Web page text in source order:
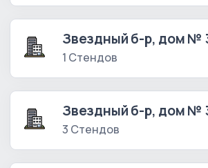
Звездный б-р, дом №
1 Стендов
Звездный б-р, дом №
3 Стендов